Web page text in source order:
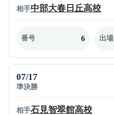
相手中部大春日丘高校
番号 6 出場
07/17
準決勝
相手石見智翠館高校